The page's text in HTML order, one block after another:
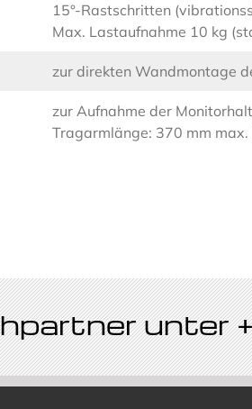
15°-Rastschritten
Max. Lastaufnahme 10 kg
zur direkten Wandmontage
zur Aufnahme der
Tragarmlänge: 370 mm